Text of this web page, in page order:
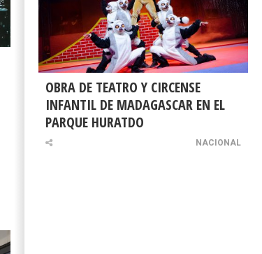
OBRA DE TEATRO Y CIRCENSE
INFANTIL DE MADAGASCAR EN EL
PARQUE HURATDO
NACIONAL